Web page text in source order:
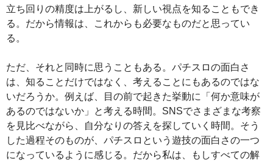
立ち回りの精度は上がるし、新しい視点を知ることもでき
る。だから情報は、これからも必要なものだと思ってい
る。
ただ、それと同時に思うこともある。パチスロの面白さ
は、知ることだけではなく、考えることにもあるのではな
いだろうか。例えば、目の前で起きた挙動に「何か意味が
あるのではないか」と考える時間。SNSでさまざまな考察
を見比べながら、自分なりの答えを探していく時間。そう
した過程そのものが、パチスロという遊技の面白さの一つ
になっているように感じる。だから私は、もしすべての解